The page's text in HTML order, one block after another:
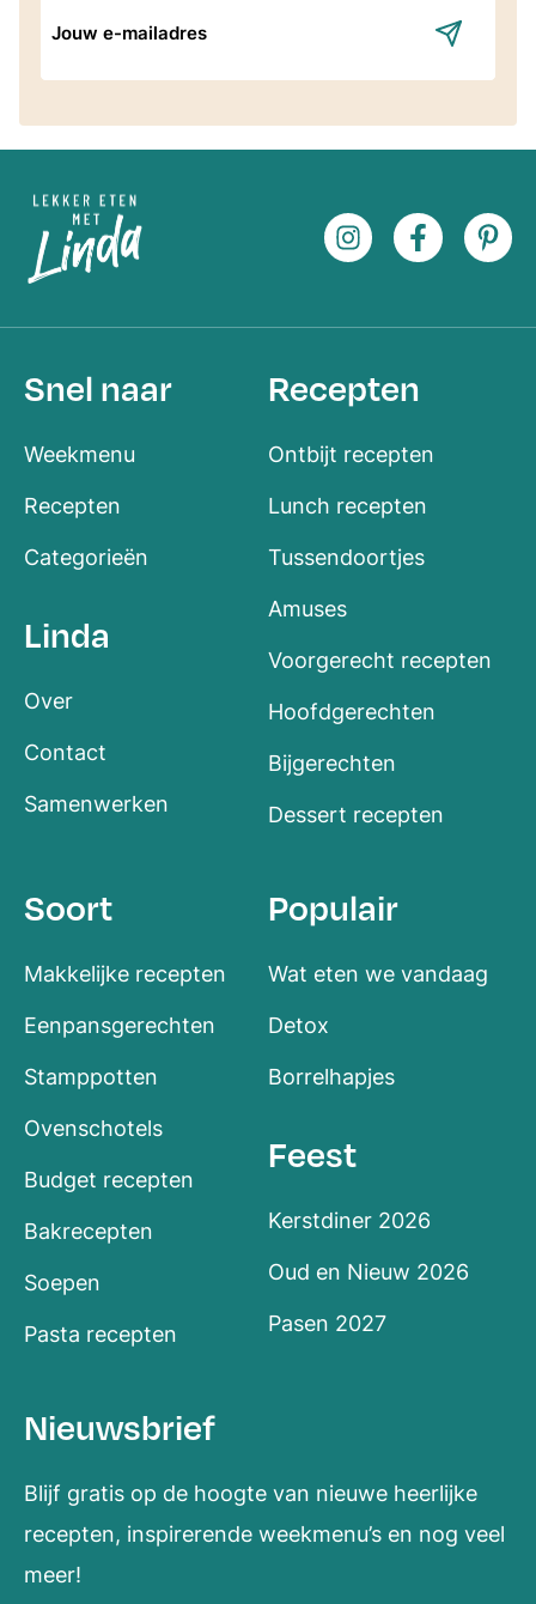
mailadres
Snel naar
Weekmenu
Recepten
Categorieën
Linda
Over
Contact
Samenwerken
Recepten
Ontbijt recepten
Lunch recepten
Tussendoortjes
Amuses
Voorgerecht recepten
Hoofdgerechten
Bijgerechten
Dessert recepten
Soort
Makkelijke recepten
Eenpansgerechten
Stamppotten
Ovenschotels
Budget recepten
Bakrecepten
Soepen
Pasta recepten
Populair
Wat eten we vandaag
Detox
Borrelhapjes
Feest
Kerstdiner 2026
Oud en Nieuw 2026
Pasen 2027
Nieuwsbrief
Blijf gratis op de hoogte van nieuwe heerlijke
recepten, inspirerende weekmenu’s en nog veel
meer!